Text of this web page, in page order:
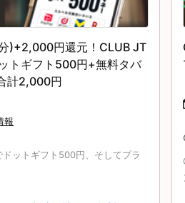
)+2,000円還元！CLUB JT
トギフト500円+無料タバ
計2,000円
報
ットギフト500円、そしてプラ